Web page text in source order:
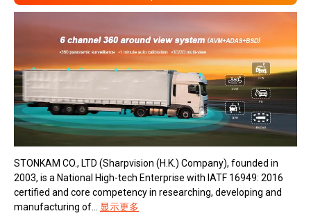
STONKAM CO., LTD (Sharpvision (H.K.) Company), founded in
2003, is a National High-tech Enterprise with IATF 16949: 2016
certified and core competency in researching, developing and
manufacturing of... 显示更多